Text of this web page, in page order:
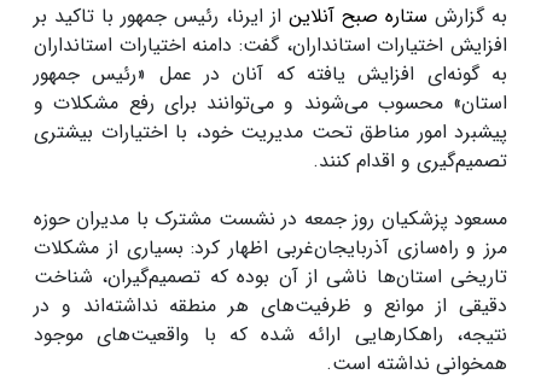
به گزارش ستاره صبح آنلاین از ایرنا، رئیس ‌جمهور با تاکید بر
افزایش اختیارات استانداران، گفت: دامنه اختیارات استانداران
به گونه‌ای افزایش یافته که آنان در عمل «رئیس ‌جمهور
استان» محسوب می‌شوند و می‌توانند برای رفع مشکلات و
پیشبرد امور مناطق تحت مدیریت خود، با اختیارات بیشتری
تصمیم‌گیری و اقدام کنند.
مسعود پزشکیان روز جمعه در نشست مشترک با مدیران حوزه
مرز و راه‌سازی آذربایجان‌غربی اظهار کرد: بسیاری از مشکلات
تاریخی استان‌ها ناشی از آن بوده که تصمیم‌گیران، شناخت
دقیقی از موانع و ظرفیت‌های هر منطقه نداشته‌اند و در
نتیجه، راهکارهایی ارائه شده که با واقعیت‌های موجود
همخوانی نداشته است.